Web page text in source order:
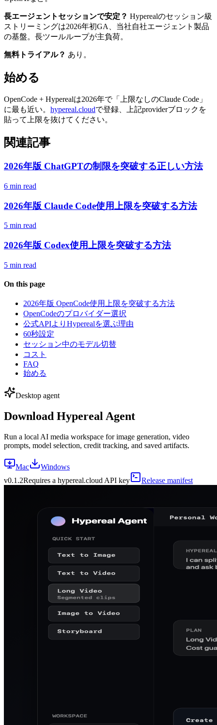
長エージェントセッションで安定？ Hyperealのセッション級
ストリーミングは2026年初GA、当社自社エージェント製品
の基盤。長ツールループが主負荷。
無料トライアル？ あり。
始める
OpenCode + Hyperealは2026年で「上限なしのClaude Code」
に最も近い。 hypereal.cloudで登録、上記providerブロックを
貼って上限を抜けてください。
関連記事
2026年版 ChatGPTの制限を突破する正しい方法
6 min read
2026年版 Claude Code使用上限を突破する方法
5 min read
2026年版 Codex使用上限を突破する方法
5 min read
On this page
2026年版 OpenCode使用上限を突破する方法
OpenCodeのプロバイダー選択
公式APIよりHyperealを選ぶ理由
60秒設定
セッション中のモデル切替
コスト
FAQ
始める
Desktop agent
Download Hypereal Agent
Run a local AI media workspace for image generation, video
prompts, model selection, credit tracking, and saved artifacts.
Mac
Windows
v0.1.2Requires a hypereal.cloud API key Release manifest